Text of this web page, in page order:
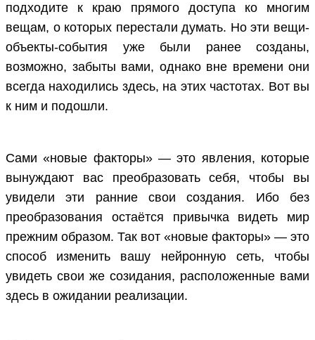
подходите к краю прямого доступа ко многим
вещам, о которых перестали думать. Но эти вещи-
объекты-события уже были ранее созданы,
возможно, забыты вами, однако вне времени они
всегда находились здесь, на этих частотах. Вот вы
к ним и подошли.
Сами «новые факторы» — это явления, которые
вынуждают вас преобразовать себя, чтобы вы
увидели эти ранние свои создания. Ибо без
преобразования остаётся привычка видеть мир
прежним образом. Так вот «новые факторы» — это
способ изменить вашу нейронную сеть, чтобы
увидеть свои же созидания, расположенные вами
здесь в ожидании реализации.